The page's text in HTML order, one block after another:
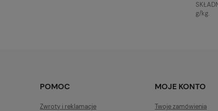
g/kg.
POMOC
Zwroty i reklamacje
MOJE KONTO
Twoje zamówienia